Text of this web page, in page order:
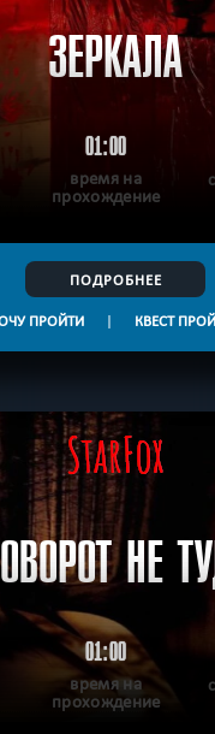
ЗЕРКАЛА
01:00
время на
прохождение
ПОДРОБНЕЕ
ПРОЙТИ | КВЕСТ
НЕ
01:00
время на
прохождение